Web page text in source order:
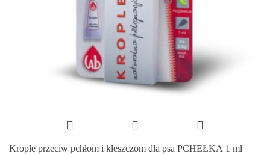
Krople przeciw pchłom i kleszczom dla psa PCHEŁKA 1 ml